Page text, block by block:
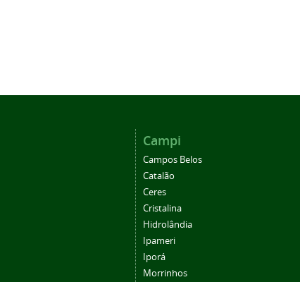
Campi
Campos Belos
Catalão
Ceres
Cristalina
Hidrolândia
Ipameri
Iporá
Morrinhos